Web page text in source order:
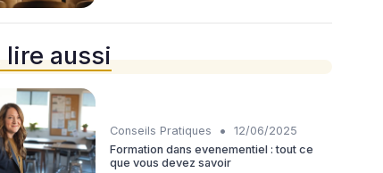
lire aussi
Conseils Pratiques •
12/06/2025
Formation dans evenementiel : tout ce
que vous devez savoir